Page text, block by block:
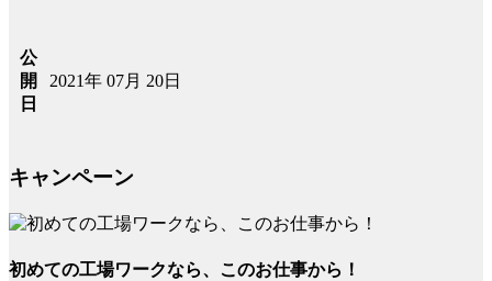
公
開
日
2021年 07月 20日
キャンペーン
初めての工場ワークなら、このお仕事から！